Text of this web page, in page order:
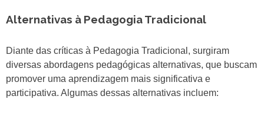
Alternativas à Pedagogia Tradicional
Diante das críticas à Pedagogia Tradicional, surgiram
diversas abordagens pedagógicas alternativas, que buscam
promover uma aprendizagem mais significativa e
participativa. Algumas dessas alternativas incluem: